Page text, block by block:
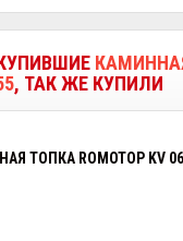
, ТАК ЖЕ КУПИЛИ
ТОПКА ROMOTOP KV